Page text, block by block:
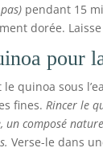
pendant 15
dorée.
pour
quinoa sous
fines. Rincer le
un composé
Verse-le dans